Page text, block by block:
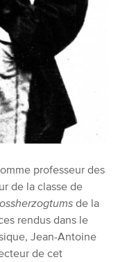
professeur des
de la classe de
de la
rendus dans le
Jean-Antoine
de cet